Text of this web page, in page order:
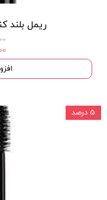
ریمل بلند
۵ درصد